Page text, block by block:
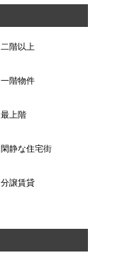
二階以上
一階物件
最上階
閑静な住宅街
分譲賃貸